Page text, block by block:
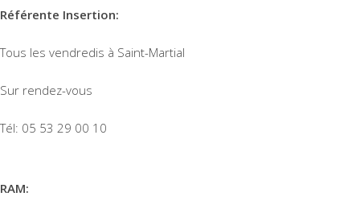
Référente Insertion:
Tous les vendredis à Saint-Martial
Sur rendez-vous
Tél: 05 53 29 00 10
RAM: